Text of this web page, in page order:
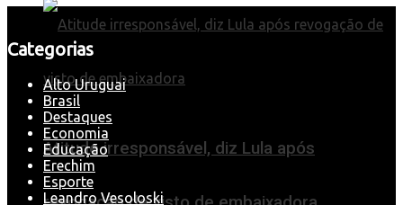
Atitude irresponsável, diz Lula após
Categorias
Alto Uruguai
Brasil
Destaques
Economia
Educação
Erechim
Esporte
Leandro Vesoloski